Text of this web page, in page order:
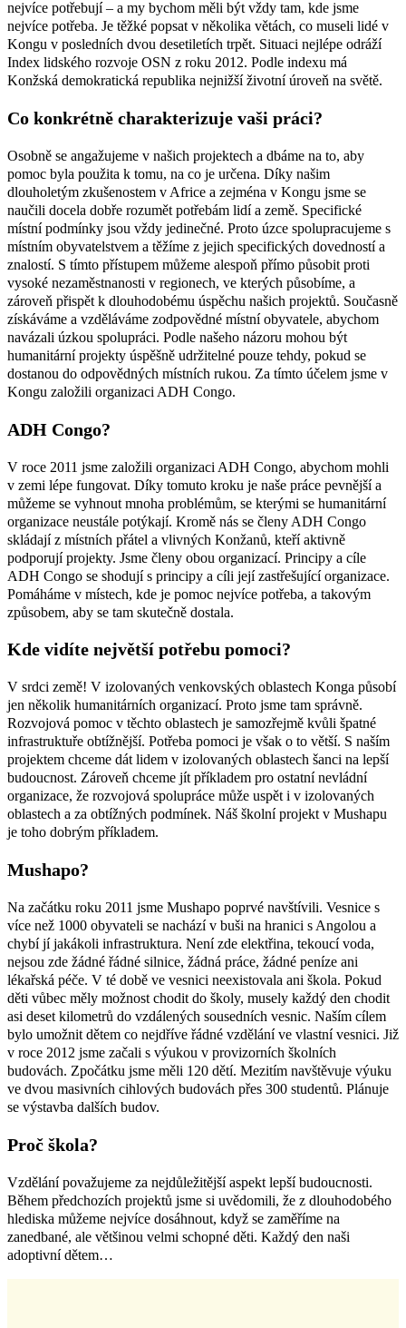
nejvíce potřebují – a my bychom měli být vždy tam, kde jsme
nejvíce potřeba. Je těžké popsat v několika větách, co museli lidé v
Kongu v posledních dvou desetiletích trpět. Situaci nejlépe odráží
Index lidského rozvoje OSN z roku 2012. Podle indexu má
Konžská demokratická republika nejnižší životní úroveň na světě.
Co konkrétně charakterizuje vaši práci?
Osobně se angažujeme v našich projektech a dbáme na to, aby
pomoc byla použita k tomu, na co je určena. Díky našim
dlouholetým zkušenostem v Africe a zejména v Kongu jsme se
naučili docela dobře rozumět potřebám lidí a země. Specifické
místní podmínky jsou vždy jedinečné. Proto úzce spolupracujeme s
místním obyvatelstvem a těžíme z jejich specifických dovedností a
znalostí. S tímto přístupem můžeme alespoň přímo působit proti
vysoké nezaměstnanosti v regionech, ve kterých působíme, a
zároveň přispět k dlouhodobému úspěchu našich projektů. Současně
získáváme a vzděláváme zodpovědné místní obyvatele, abychom
navázali úzkou spolupráci. Podle našeho názoru mohou být
humanitární projekty úspěšně udržitelné pouze tehdy, pokud se
dostanou do odpovědných místních rukou. Za tímto účelem jsme v
Kongu založili organizaci ADH Congo.
ADH Congo?
V roce 2011 jsme založili organizaci ADH Congo, abychom mohli
v zemi lépe fungovat. Díky tomuto kroku je naše práce pevnější a
můžeme se vyhnout mnoha problémům, se kterými se humanitární
organizace neustále potýkají. Kromě nás se členy ADH Congo
skládají z místních přátel a vlivných Konžanů, kteří aktivně
podporují projekty. Jsme členy obou organizací. Principy a cíle
ADH Congo se shodují s principy a cíli její zastřešující organizace.
Pomáháme v místech, kde je pomoc nejvíce potřeba, a takovým
způsobem, aby se tam skutečně dostala.
Kde vidíte největší potřebu pomoci?
V srdci země! V izolovaných venkovských oblastech Konga působí
jen několik humanitárních organizací. Proto jsme tam správně.
Rozvojová pomoc v těchto oblastech je samozřejmě kvůli špatné
infrastruktuře obtížnější. Potřeba pomoci je však o to větší. S naším
projektem chceme dát lidem v izolovaných oblastech šanci na lepší
budoucnost. Zároveň chceme jít příkladem pro ostatní nevládní
organizace, že rozvojová spolupráce může uspět i v izolovaných
oblastech a za obtížných podmínek. Náš školní projekt v Mushapu
je toho dobrým příkladem.
Mushapo?
Na začátku roku 2011 jsme Mushapo poprvé navštívili. Vesnice s
více než 1000 obyvateli se nachází v buši na hranici s Angolou a
chybí jí jakákoli infrastruktura. Není zde elektřina, tekoucí voda,
nejsou zde žádné řádné silnice, žádná práce, žádné peníze ani
lékařská péče. V té době ve vesnici neexistovala ani škola. Pokud
děti vůbec měly možnost chodit do školy, musely každý den chodit
asi deset kilometrů do vzdálených sousedních vesnic. Naším cílem
bylo umožnit dětem co nejdříve řádné vzdělání ve vlastní vesnici. Již
v roce 2012 jsme začali s výukou v provizorních školních
budovách. Zpočátku jsme měli 120 dětí. Mezitím navštěvuje výuku
ve dvou masivních cihlových budovách přes 300 studentů. Plánuje
se výstavba dalších budov.
Proč škola?
Vzdělání považujeme za nejdůležitější aspekt lepší budoucnosti.
Během předchozích projektů jsme si uvědomili, že z dlouhodobého
hlediska můžeme nejvíce dosáhnout, když se zaměříme na
zanedbané, ale většinou velmi schopné děti. Každý den naši
adoptivní dětem…